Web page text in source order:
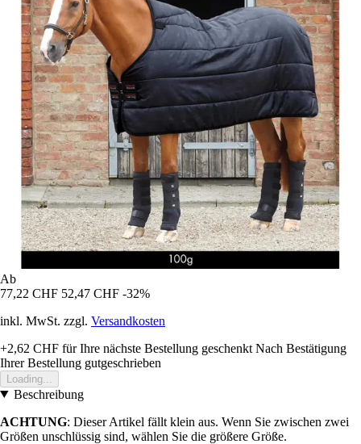
Ab
77,22 CHF 52,47 CHF -32%
inkl. MwSt. zzgl. Versandkosten
+2,62 CHF für Ihre nächste Bestellung geschenkt Nach Bestätigung
Ihrer Bestellung gutgeschrieben
Loading...
Beschreibung
ACHTUNG: Dieser Artikel fällt klein aus. Wenn Sie zwischen zwei
Größen unschlüssig sind, wählen Sie die größere Größe.